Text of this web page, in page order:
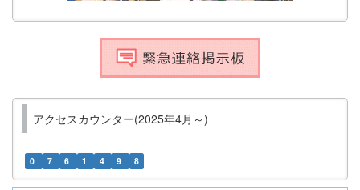
アクセスカウンター(2025年4月～)
0 7 6 1 4 9 8